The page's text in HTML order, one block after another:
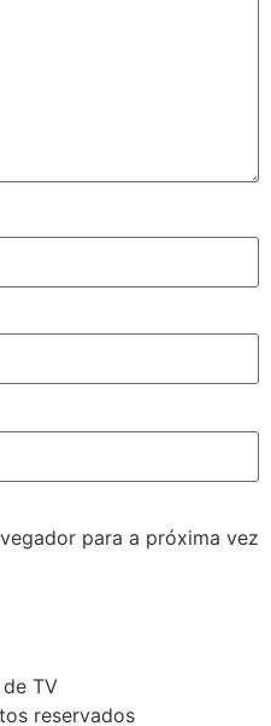
para a próxima vez
TV
reservados